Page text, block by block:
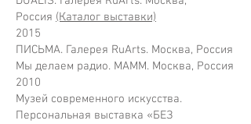
Россия (Каталог выставки)
2015
ПИСЬМА. Галерея RuArts. Москва, Россия
Мы делаем радио. МАММ. Москва, Россия
2010
Музей современного искусства.
Персональная выставка «БЕЗ